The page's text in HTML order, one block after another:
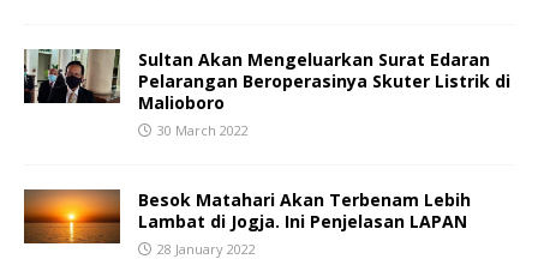
Sultan Akan Mengeluarkan Surat Edaran
Pelarangan Beroperasinya Skuter Listrik di
Malioboro
30 March 2022
Besok Matahari Akan Terbenam Lebih
Lambat di Jogja. Ini Penjelasan LAPAN
28 January 2022